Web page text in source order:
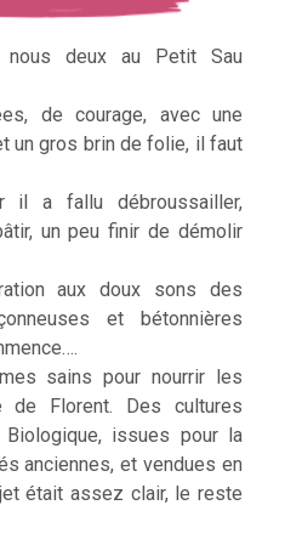
deux au Petit Sau
de courage, avec une
un gros brin de folie, il faut
il a fallu débroussailler,
un peu finir de démolir
aux doux sons des
et bétonnières
sains pour nourrir les
de Florent. Des cultures
issues pour la
anciennes, et vendues en
était assez clair, le reste